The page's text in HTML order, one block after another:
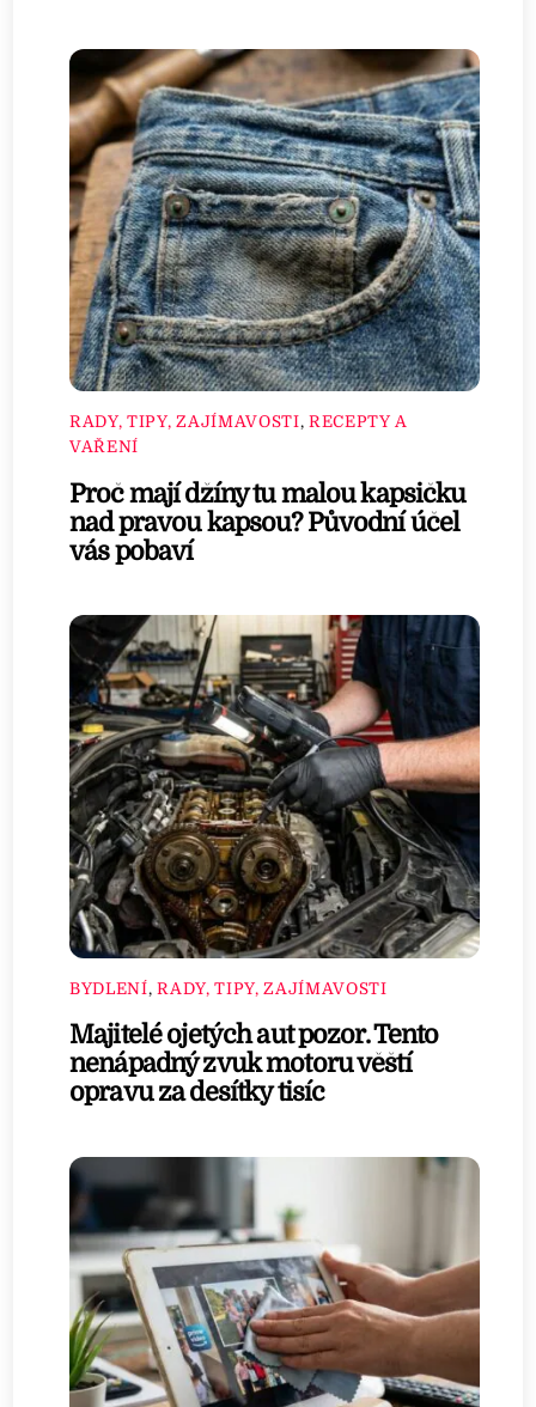
RADY, TIPY, ZAJÍMAVOSTI, RECEPTY A
VAŘENÍ
Proč mají džíny tu malou kapsičku
nad pravou kapsou? Původní účel
vás pobaví
BYDLENÍ,RADY, TIPY, ZAJÍMAVOSTI
Majitelé ojetých aut pozor. Tento
nenápadný zvuk motoru věští
opravu za desítky tisíc